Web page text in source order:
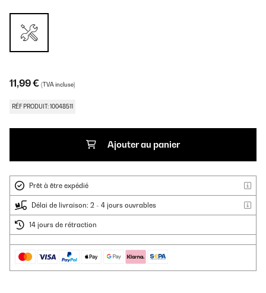
11,99 € (TVA incluse)
RÉF PRODUIT: 10048511
Ajouter au panier
Prêt à être expédié
Délai de livraison: 2 - 4 jours ouvrables
14 jours de rétraction